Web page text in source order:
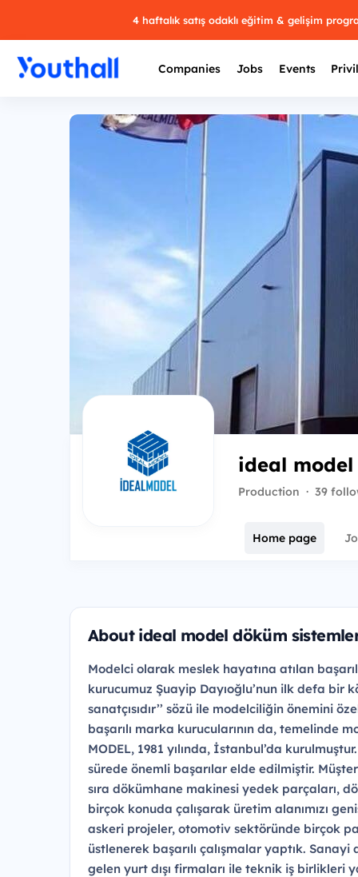
4 haftalık satış odaklı eğitim & gelişim
Companies Jobs Events
ideal
Production · 39
Home page
About ideal model döküm
Modelci olarak meslek hayatına atılan
kurucumuz Şuayip Dayıoğlu’nun ilk defa bir
sanatçısıdır’’ sözü ile modelciliğin önemini
başarılı marka kurucularının da, temelinde
MODEL, 1981 yılında, İstanbul’da
sürede önemli başarılar elde edilmiştir.
sıra dökümhane makinesi yedek parçaları,
birçok konuda çalışarak üretim alanımızı
askeri projeler, otomotiv sektöründe birçok
üstlenerek başarılı çalışmalar yaptık.
gelen yurt dışı firmaları ile teknik iş birlikleri